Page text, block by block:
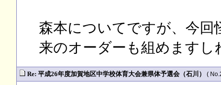
森本についてですが、今回
来のオーダーも組めますし
Re: 平成26年度加賀地区中学校体育大会兼県体予選会（石川） (